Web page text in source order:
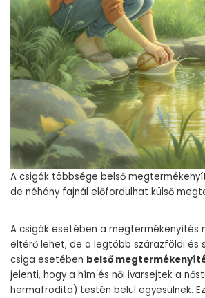
A csigák többsége belső
de néhány fajnál előfordulhat külső
A csigák esetében a megtermékenyítés
eltérő lehet, de a legtöbb szárazföldi és
csiga esetében belső
jelenti, hogy a hím és női ivarsejtek a
hermafrodita) testén belül egyesülnek.